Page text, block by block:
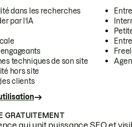
dans les recherches
par l’IA
techniques de son site
hors site
clients
GRATUITEMENT
qui unit puissance SEO et